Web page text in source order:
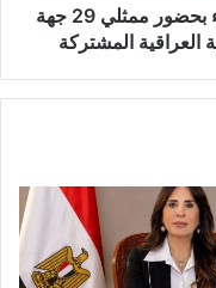
«التعاون الدولي» تعقد اجتماع الخبراء بحضور ممثلي 29 جهة
العراقية المشتركة